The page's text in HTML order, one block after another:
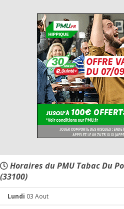
Horaires du PMU Tabac Du
(33100)
Lundi 03 Aout